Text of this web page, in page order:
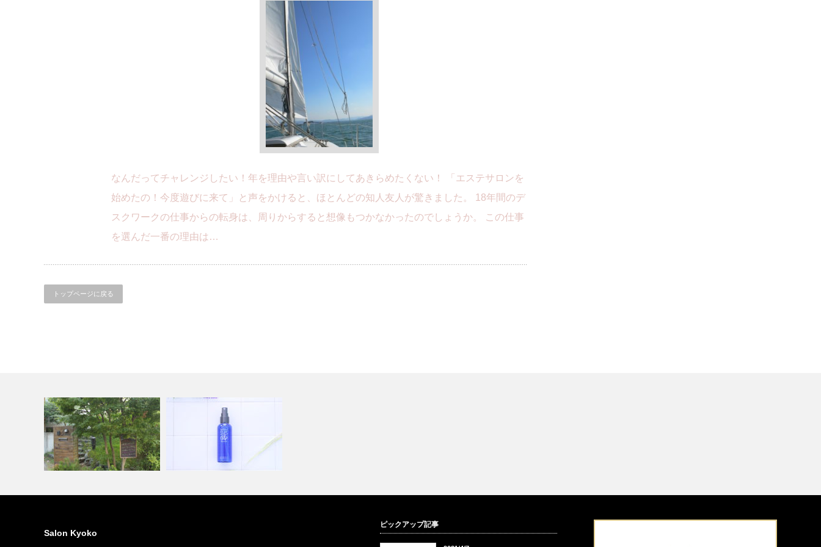
なんだってチャレンジしたい！年を理由や言い訳にしてあきらめたくない！ 「エステサロンを
始めたの！今度遊びに来て」と声をかけると、ほとんどの知人友人が驚きました。 18年間のデ
スクワークの仕事からの転身は、周りからすると想像もつかなかったのでしょうか。 この仕事
を選んだ一番の理由は…
トップページに戻る
営業再開のお知らせ
Salon Kyoko
ピックアップ記事